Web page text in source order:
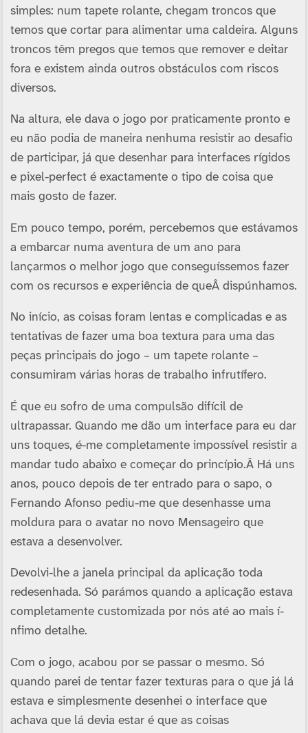
simples: num tapete rolante, chegam troncos que
temos que cortar para alimentar uma caldeira. Alguns
troncos têm pregos que temos que remover e deitar
fora e existem ainda outros obstáculos com riscos
diversos.
Na altura, ele dava o jogo por praticamente pronto e
eu não podia de maneira nenhuma resistir ao desafio
de participar, já que desenhar para interfaces rí­gidos
e pixel-perfect é exactamente o tipo de coisa que
mais gosto de fazer.
Em pouco tempo, porém, percebemos que estávamos
a embarcar numa aventura de um ano para
lançarmos o melhor jogo que conseguí­ssemos fazer
com os recursos e experiência de queÂ dispúnhamos.
No iní­cio, as coisas foram lentas e complicadas e as
tentativas de fazer uma boa textura para uma das
peças principais do jogo – um tapete rolante –
consumiram várias horas de trabalho infrutí­fero.
É que eu sofro de uma compulsão difí­cil de
ultrapassar. Quando me dão um interface para eu dar
uns toques, é-me completamente impossí­vel resistir a
mandar tudo abaixo e começar do princí­pio.Â Há uns
anos, pouco depois de ter entrado para o sapo, o
Fernando Afonso pediu-me que desenhasse uma
moldura para o avatar no novo Mensageiro que
estava a desenvolver.
Devolvi-lhe a janela principal da aplicação toda
redesenhada. Só parámos quando a aplicação estava
completamente customizada por nós até ao mais í­
nfimo detalhe.
Com o jogo, acabou por se passar o mesmo. Só
quando parei de tentar fazer texturas para o que já lá
estava e simplesmente desenhei o interface que
achava que lá devia estar é que as coisas